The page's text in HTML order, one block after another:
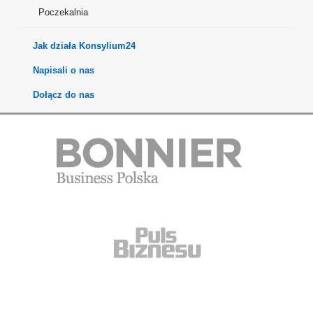
Poczekalnia
Jak działa Konsylium24
Napisali o nas
Dołącz do nas